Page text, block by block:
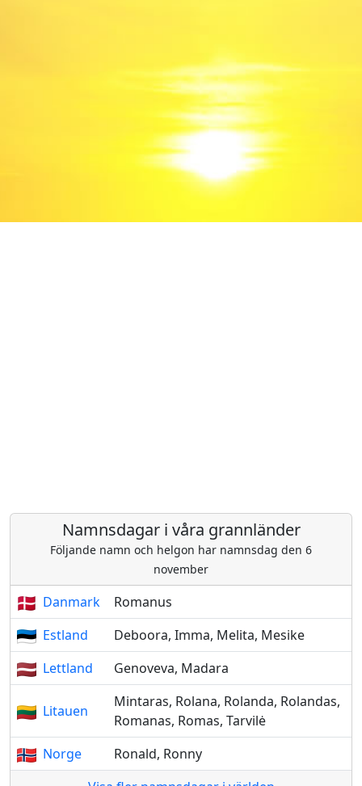
Namnsdagar i våra grannländer
Följande namn och helgon har namnsdag den 6
november
Danmark
Romanus
Estland
Deboora, Imma, Melita, Mesike
Lettland
Genoveva, Madara
Litauen
Mintaras, Rolana, Rolanda, Rolandas,
Romanas, Romas, Tarvilė
Norge
Ronald, Ronny